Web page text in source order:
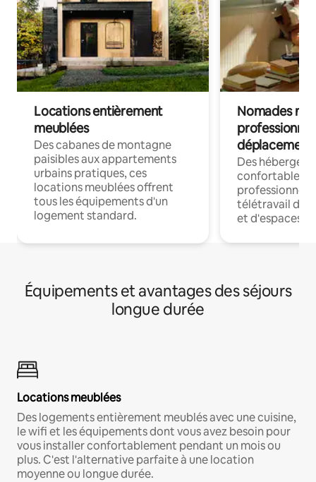
Locations entièrement
meublées
Des cabanes de montagne
paisibles aux appartements
urbains pratiques, ces
locations meublées offrent
tous les équipements d'un
logement standard.
Nomades
déplacement
Des
confortables
professionnels
télétravail
et d'espaces
Équipements et avantages des séjours
longue durée
Locations meublées
Des logements entièrement meublés avec une cuisine,
le wifi et les équipements dont vous avez besoin pour
vous installer confortablement pendant un mois ou
plus. C'est l'alternative parfaite à une location
moyenne ou longue durée.